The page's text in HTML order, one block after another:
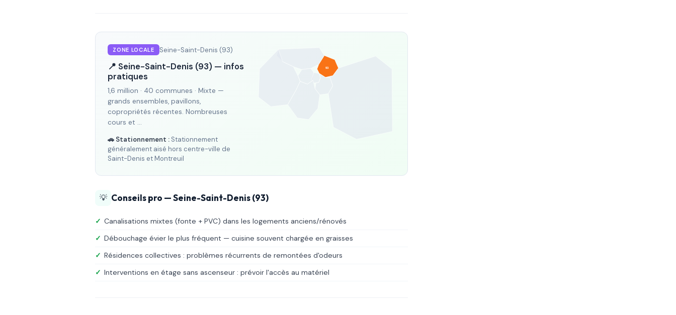
ZONE LOCALE Seine-Saint-Denis (93)
📍 Seine-Saint-Denis (93) — infos
pratiques
1,6 million · 40 communes · Mixte —
grands ensembles, pavillons,
copropriétés récentes. Nombreuses
cours et …
🚗 Stationnement : Stationnement
généralement aisé hors centre-ville de
Saint-Denis et Montreuil
93
💡 Conseils pro — Seine-Saint-Denis (93)
✓ Canalisations mixtes (fonte + PVC) dans les logements anciens/rénovés
✓ Débouchage évier le plus fréquent — cuisine souvent chargée en graisses
✓ Résidences collectives : problèmes récurrents de remontées d'odeurs
✓ Interventions en étage sans ascenseur : prévoir l'accès au matériel